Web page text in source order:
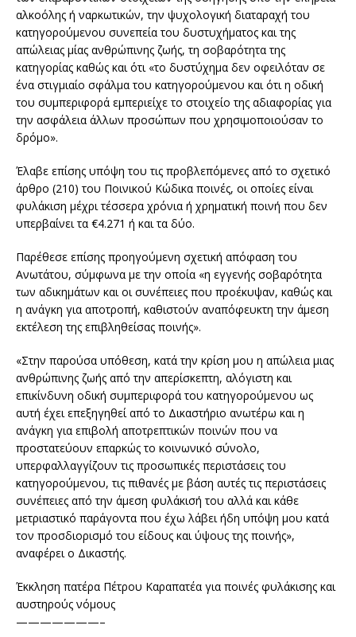
αλκοόλης ή ναρκωτικών, την ψυχολογική διαταραχή του
κατηγορούμενου συνεπεία του δυστυχήματος και της
απώλειας μίας ανθρώπινης ζωής, τη σοβαρότητα της
κατηγορίας καθώς και ότι «το δυστύχημα δεν οφειλόταν σε
ένα στιγμιαίο σφάλμα του κατηγορούμενου και ότι η οδική
του συμπεριφορά εμπεριείχε το στοιχείο της αδιαφορίας για
την ασφάλεια άλλων προσώπων που χρησιμοποιούσαν το
δρόμο».
Έλαβε επίσης υπόψη του τις προβλεπόμενες από το σχετικό
άρθρο (210) του Ποινικού Κώδικα ποινές, οι οποίες είναι
φυλάκιση μέχρι τέσσερα χρόνια ή χρηματική ποινή που δεν
υπερβαίνει τα €4.271 ή και τα δύο.
Παρέθεσε επίσης προηγούμενη σχετική απόφαση του
Ανωτάτου, σύμφωνα με την οποία «η εγγενής σοβαρότητα
των αδικημάτων και οι συνέπειες που προέκυψαν, καθώς και
η ανάγκη για αποτροπή, καθιστούν αναπόφευκτη την άμεση
εκτέλεση της επιβληθείσας ποινής».
«Στην παρούσα υπόθεση, κατά την κρίση μου η απώλεια μιας
ανθρώπινης ζωής από την απερίσκεπτη, αλόγιστη και
επικίνδυνη οδική συμπεριφορά του κατηγορούμενου ως
αυτή έχει επεξηγηθεί από το Δικαστήριο ανωτέρω και η
ανάγκη για επιβολή αποτρεπτικών ποινών που να
προστατεύουν επαρκώς το κοινωνικό σύνολο,
υπερφαλλαγγίζουν τις προσωπικές περιστάσεις του
κατηγορούμενου, τις πιθανές με βάση αυτές τις περιστάσεις
συνέπειες από την άμεση φυλάκισή του αλλά και κάθε
μετριαστικό παράγοντα που έχω λάβει ήδη υπόψη μου κατά
τον προσδιορισμό του είδους και ύψους της ποινής»,
αναφέρει ο Δικαστής.
Έκκληση πατέρα Πέτρου Καραπατέα για ποινές φυλάκισης και
αυστηρούς νόμους
———————–